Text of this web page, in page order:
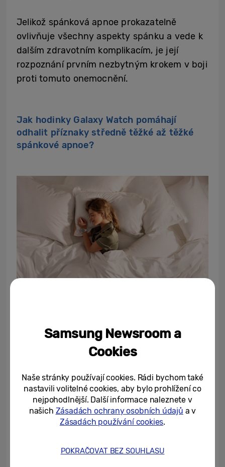
Jelikož spánková apnoe prokazatelně
ovlivňuje všechny aspekty spánku a vede k
dalším zdravotním komplikacím, je její
rozpoznání prvním nezbytným krokem v boji
proti tomuto onemocnění.
Jak hodinky Galaxy Watch pomáhají
odhalit příznaky středně těžké až těžké
spánkové apnoe?
Spánkovou apnoe bylo dlouhá léta obtížné
nepohodlné nemocniční testy. Samsung
však nyní umožňuje detekovat tento
problém i v domácím prostředí pomocí
Spánková apnoe3, první funkce
Samsung Newsroom a
Cookies
Naše stránky používají cookies. Rádi bychom také
nastavili volitelné cookies, aby bylo prohlížení co
nejpohodlnější. Další informace naleznete v
našich Zásadách ochrany osobních údajů a v
Zásadách používání cookies.
POKRAČOVAT BEZ SOUHLASU